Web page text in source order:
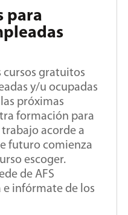
para
cursos gratuitos
y/u ocupadas
próximas
formación para
acorde a
futuro comienza
escoger.
de AFS
e infórmate de los